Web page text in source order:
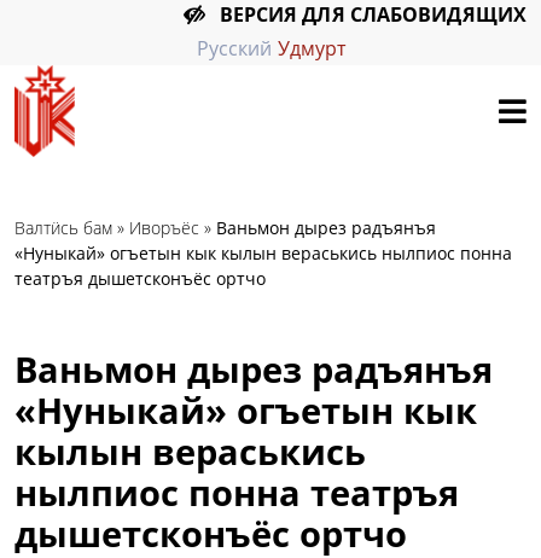
Русский Удмурт
ВЕРСИЯ ДЛЯ СЛАБОВИДЯЩИХ
Валтӥсь бам » Иворъёс » Ваньмон дырез радъянъя
«Нуныкай» огъетын кык кылын вераськись нылпиос понна
театръя дышетсконъёс ортчо
Ваньмон дырез радъянъя
«Нуныкай» огъетын кык
кылын вераськись
нылпиос понна театръя
дышетсконъёс ортчо